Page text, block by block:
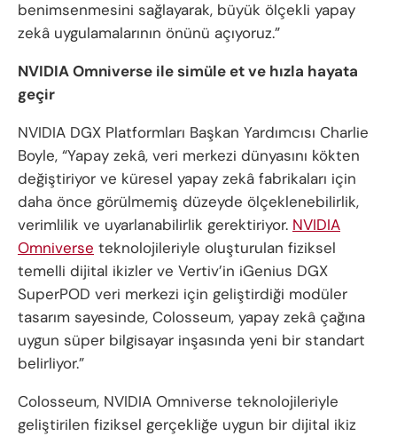
benimsenmesini sağlayarak, büyük ölçekli yapay
zekâ uygulamalarının önünü açıyoruz.”
NVIDIA Omniverse ile simüle et ve hızla hayata
geçir
NVIDIA DGX Platformları Başkan Yardımcısı Charlie
Boyle, “Yapay zekâ, veri merkezi dünyasını kökten
değiştiriyor ve küresel yapay zekâ fabrikaları için
daha önce görülmemiş düzeyde ölçeklenebilirlik,
verimlilik ve uyarlanabilirlik gerektiriyor. NVIDIA
Omniverse teknolojileriyle oluşturulan fiziksel
temelli dijital ikizler ve Vertiv’in iGenius DGX
SuperPOD veri merkezi için geliştirdiği modüler
tasarım sayesinde, Colosseum, yapay zekâ çağına
uygun süper bilgisayar inşasında yeni bir standart
belirliyor.”
Colosseum, NVIDIA Omniverse teknolojileriyle
geliştirilen fiziksel gerçekliğe uygun bir dijital ikiz